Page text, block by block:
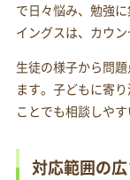
で日々悩み、勉強
イングスは、カウ
生徒の様子から問
ます。子どもに寄
ことでも相談しやす
対応範囲の